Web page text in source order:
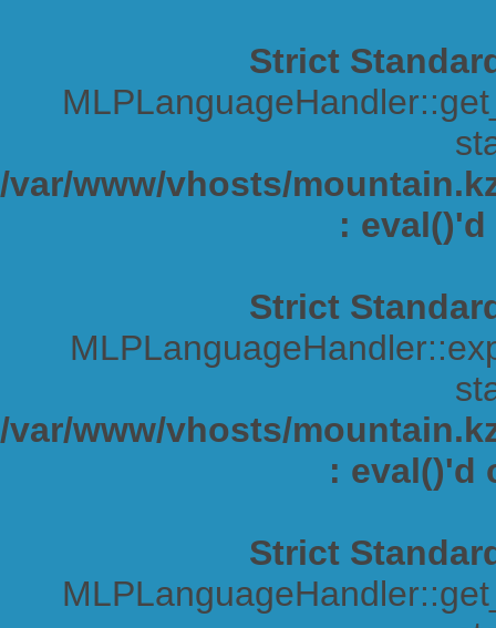
Strict
/var/www/vhosts/
:
Strict
/var/www/vhosts/
: eval()'d
Strict